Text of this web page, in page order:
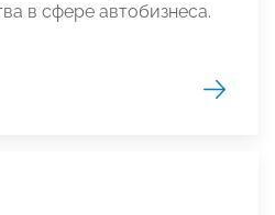
в сфере автобизнеса.